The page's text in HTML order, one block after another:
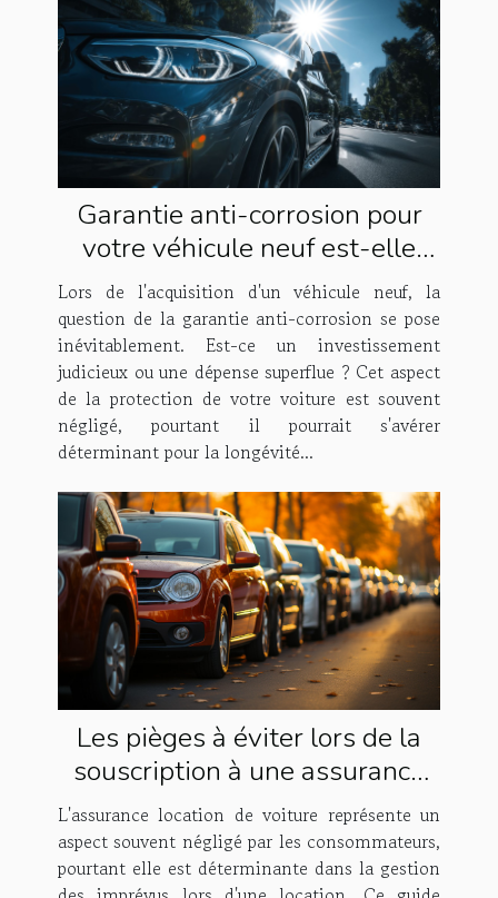
Garantie anti-corrosion pour
votre véhicule neuf est-elle
vraiment nécessaire
Lors de l'acquisition d'un véhicule neuf, la
question de la garantie anti-corrosion se pose
inévitablement. Est-ce un investissement
judicieux ou une dépense superflue ? Cet aspect
de la protection de votre voiture est souvent
négligé, pourtant il pourrait s'avérer
déterminant pour la longévité...
Les pièges à éviter lors de la
souscription à une assurance
pour la location de voiture
L'assurance location de voiture représente un
aspect souvent négligé par les consommateurs,
pourtant elle est déterminante dans la gestion